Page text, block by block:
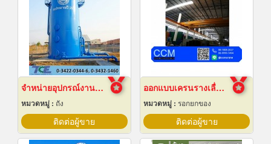
จำหน่ายอุปกรณ์งานระบบประปา
หมวดหมู่ : ถัง
ติดต่อผู้ขาย
ออกแบบเครนรางเลื่อนไฟฟ้า
หมวดหมู่ : รอกยกของ
ติดต่อผู้ขาย